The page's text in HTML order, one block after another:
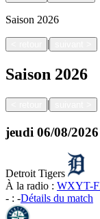
Saison 2026
|
Saison 2026
|
jeudi 06/08/2026
Detroit Tigers
À la radio : WXYT-
- : -Détails du match